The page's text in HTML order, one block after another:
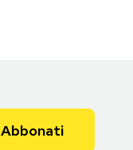
Abbonati